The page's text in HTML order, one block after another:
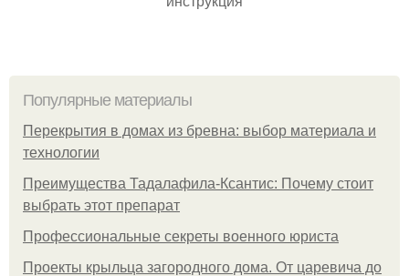
Популярные материалы
Перекрытия в домах из бревна: выбор материала и
технологии
Преимущества Тадалафила-Ксантис: Почему стоит
выбрать этот препарат
Профессиональные секреты военного юриста
Проекты крыльца загородного дома. От царевича до